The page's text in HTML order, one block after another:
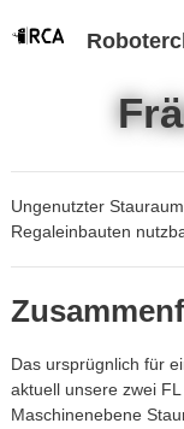
Ungenutzter
Regaleinbauten
Das ursprügnlich für
aktuell unsere zwei
Maschinenebene